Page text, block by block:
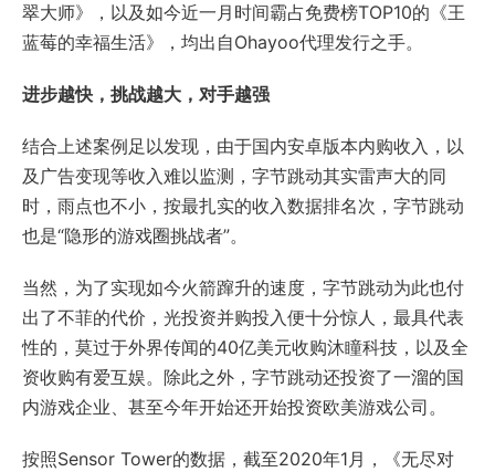
翠大师》，以及如今近一月时间霸占免费榜TOP10的《王
蓝莓的幸福生活》，均出自Ohayoo代理发行之手。
进步越快，挑战越大，对手越强
结合上述案例足以发现，由于国内安卓版本内购收入，以
及广告变现等收入难以监测，字节跳动其实雷声大的同
时，雨点也不小，按最扎实的收入数据排名次，字节跳动
也是“隐形的游戏圈挑战者”。
当然，为了实现如今火箭蹿升的速度，字节跳动为此也付
出了不菲的代价，光投资并购投入便十分惊人，最具代表
性的，莫过于外界传闻的40亿美元收购沐瞳科技，以及全
资收购有爱互娱。除此之外，字节跳动还投资了一溜的国
内游戏企业、甚至今年开始还开始投资欧美游戏公司。
按照Sensor Tower的数据，截至2020年1月，《无尽对